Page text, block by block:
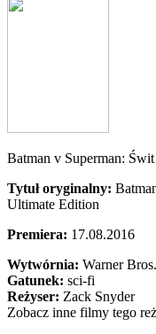
Batman v Superman:
Tytuł oryginalny:
Ultimate Edition
Premiera: 17.08.2016
Wytwórnia: Warner Bros.
Gatunek: sci-fi
Reżyser: Zack Snyder
Zobacz inne filmy tego